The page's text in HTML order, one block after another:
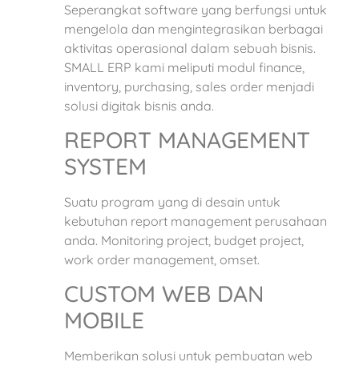
Seperangkat software yang berfungsi untuk
mengelola dan mengintegrasikan berbagai
aktivitas operasional dalam sebuah bisnis.
SMALL ERP kami meliputi modul finance,
inventory, purchasing, sales order menjadi
solusi digitak bisnis anda.
REPORT MANAGEMENT
SYSTEM
Suatu program yang di desain untuk
kebutuhan report management perusahaan
anda. Monitoring project, budget project,
work order management, omset.
CUSTOM WEB DAN
MOBILE
Memberikan solusi untuk pembuatan web